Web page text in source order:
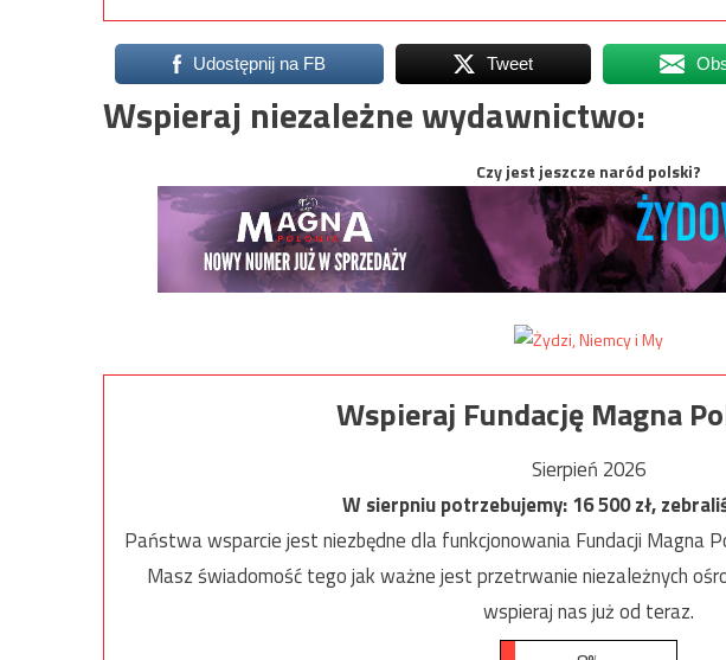
Udostępnij na FB Tweet
Wspieraj niezależne wydawnictwo:
Czy jest jeszcze naród polski?
Wspieraj Fundację Magna
Sierpień 2026
W sierpniu potrzebujemy:16 500zł,
Państwa wsparcie jest niezbędne dla funkcjonowania Fundacji Magna
Masz świadomość tego jak ważne jest przetrwanie niezależnych
wspieraj nas już od teraz.